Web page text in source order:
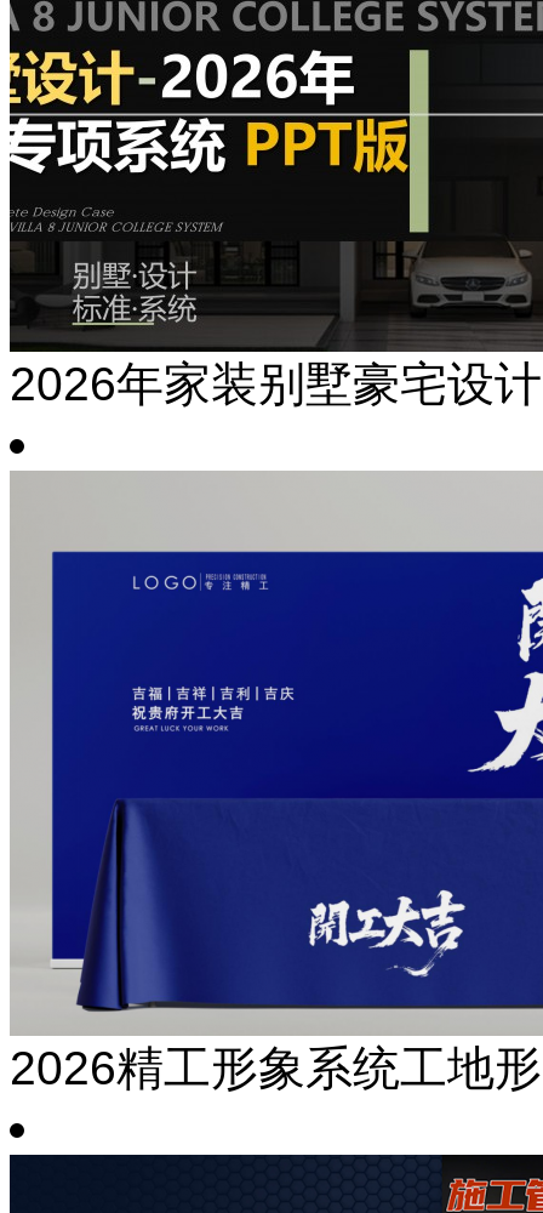
2026年家装别墅豪宅设计
2026精工形象系统工地